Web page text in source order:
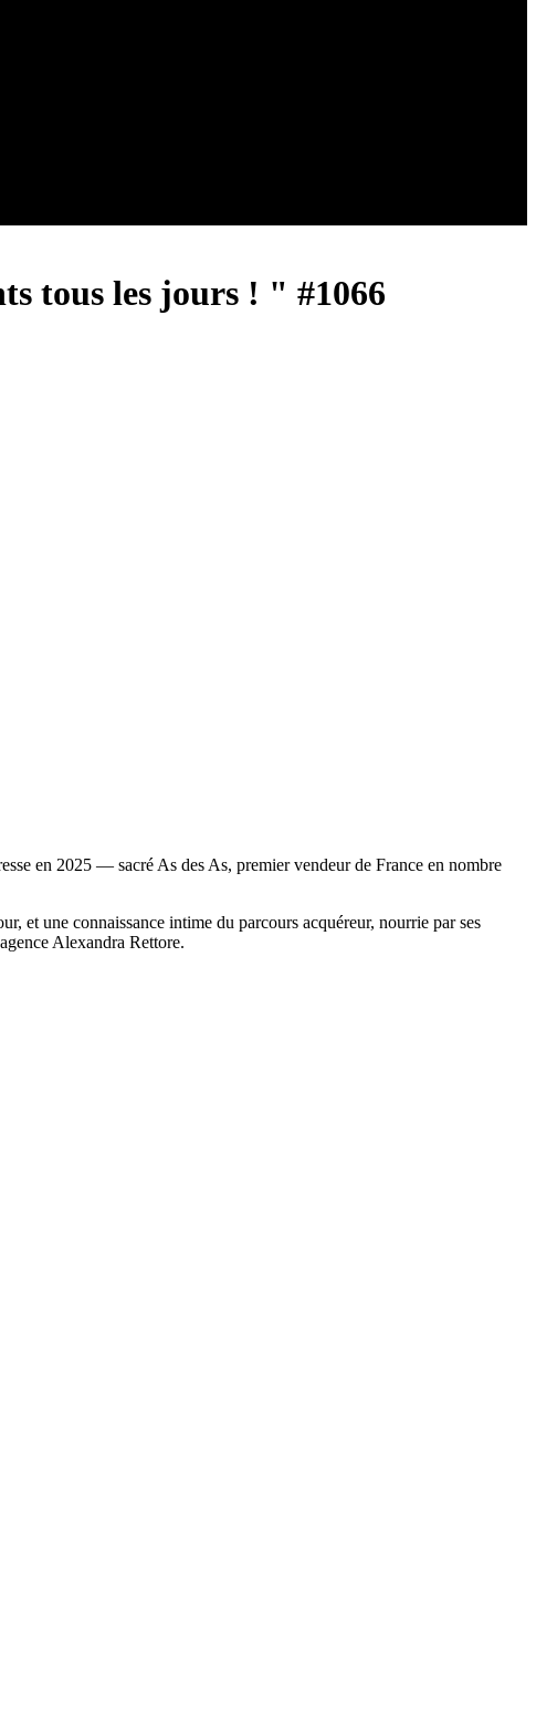
tous les jours ! " #1066
en 2025 — sacré As des As, premier vendeur de France en nombre
et une connaissance intime du parcours acquéreur, nourrie par ses
Alexandra Rettore.